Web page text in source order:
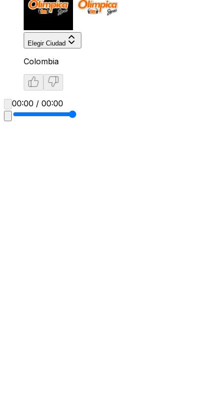
Elegir Ciudad
Colombia
00:00 / 00:00